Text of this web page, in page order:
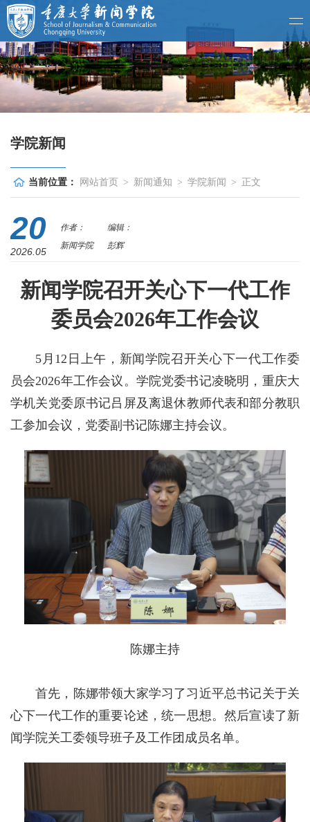
学院新闻
当前位置： 网站首页 > 新闻通知 > 学院新闻 > 正文
20
2026.05
作者：
新闻学院
编辑：
彭辉
新闻学院召开关心下一代工作
委员会2026年工作会议
5月12日上午，新闻学院召开关心下一代工作委
员会2026年工作会议。学院党委书记凌晓明，重庆大
学机关党委原书记吕屏及离退休教师代表和部分教职
工参加会议，党委副书记陈娜主持会议。
陈娜主持
首先，陈娜带领大家学习了习近平总书记关于关
心下一代工作的重要论述，统一思想。然后宣读了新
闻学院关工委领导班子及工作团成员名单。